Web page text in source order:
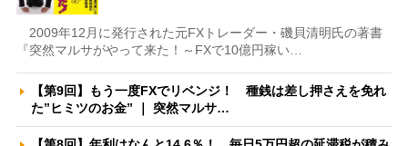
2009年12月に発行された元FXトレーダー・磯貝清明氏の著書
『突然マルサがやって来た！～FXで10億円稼い…
【第9回】もう一度FXでリベンジ！ 種銭は差し押さえを免れ
た”ヒミツのお金” ｜ 突然マルサ…